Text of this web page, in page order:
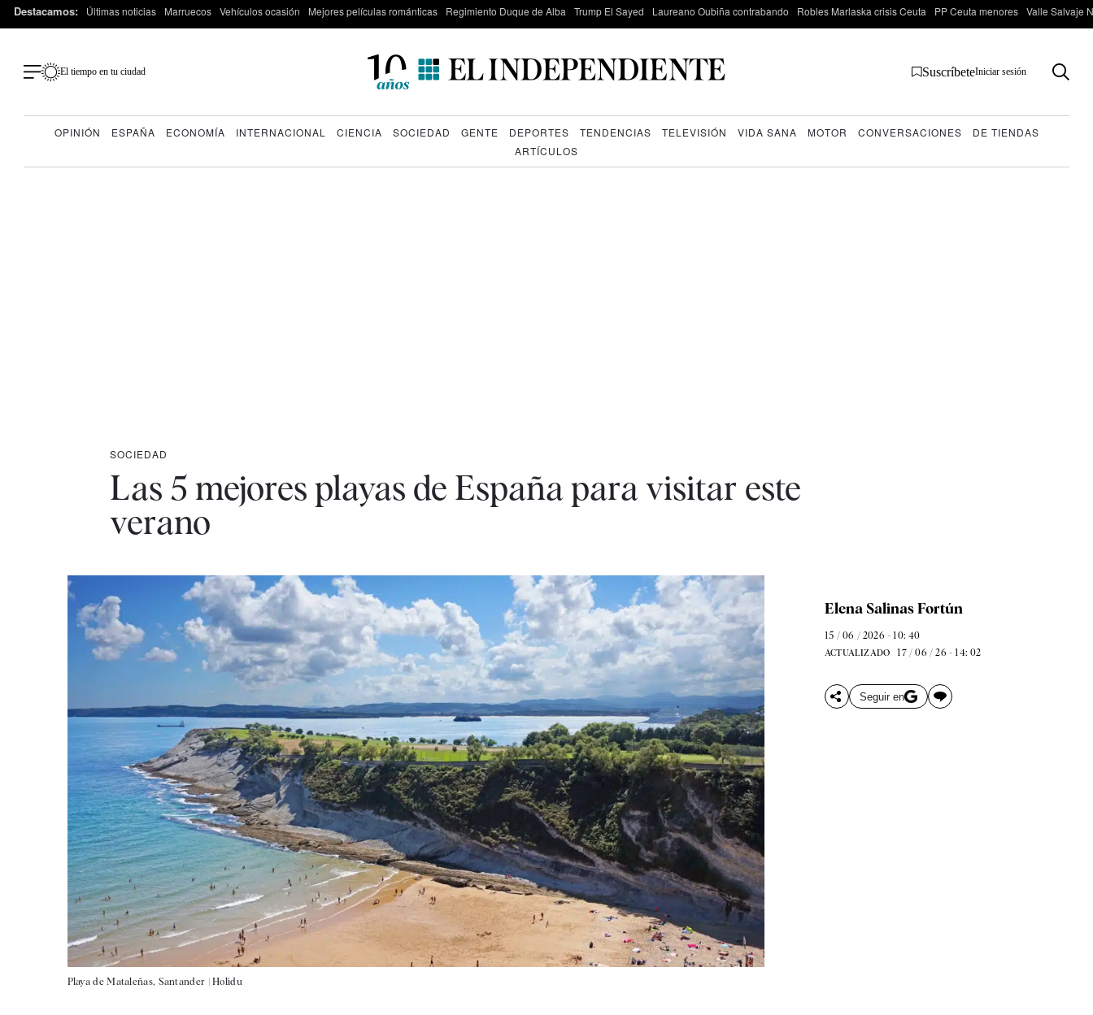
Destacamos: Últimas noticias Marruecos Vehículos ocasión Mejores películas románticas Regimiento Duque de Alba Trump El Sayed Laureano Oubiña contrabando Robles Marlaska crisis Ceuta PP Ceuta menores Valle Salvaje
El tiempo en tu ciudad SuscríbeteIniciar sesión
OPINIÓN ESPAÑA ECONOMÍA INTERNACIONAL CIENCIA SOCIEDAD GENTE DEPORTES TENDENCIAS TELEVISIÓN VIDA SANA MOTOR CONVERSACIONES
DE TIENDAS
ARTÍCULOS
SOCIEDAD
Las 5 mejores playas de España para visitar este
verano
Playa de Mataleñas, Santander |Holidu
Elena Salinas Fortún
15 / 06 / 2026 - 10: 40
ACTUALIZADO 17 / 06 / 26 - 14: 02
Seguir en